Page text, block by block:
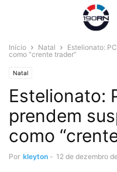
Início Natal
Estelionato:
como “crente trader”
Natal
Estelionato:
prendem
como
Por kleyton - 12 de dezembro